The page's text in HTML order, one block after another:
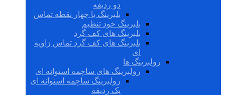
دو ردیفه
بلبرینگ با چهار نقطه تماس
بلبرینگ خود تنظیم
بلبرینگ های کف گرد
بلبرینگ های کف گرد تماس زاویه
ای
رولبرینگ ها
رولبرینگ های ساچمه استوانه ای
رولبرینگ ساچمه استوانه ای
یک ردیفه